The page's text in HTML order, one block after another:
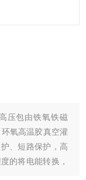
压包由铁氧铁磁
氧高温胶真空灌
、短路保护，高
的将电能转换，